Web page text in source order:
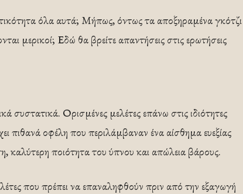
όλα αυτά; Μήπως, όντως τα αποξηραμένα γκότζι
μερικοί; Εδώ θα βρείτε απαντήσεις στις ερωτήσεις
συστατικά. Ορισμένες μελέτες επάνω στις ιδιότητες
πιθανά οφέλη που περιλάμβαναν ένα αίσθημα ευεξίας
καλύτερη ποιότητα του ύπνου και απώλεια βάρους.
που πρέπει να επαναληφθούν πριν από την εξαγωγή